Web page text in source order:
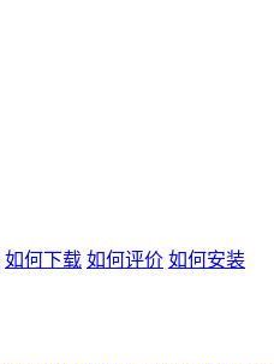
如何下载 如何评价 如何安装